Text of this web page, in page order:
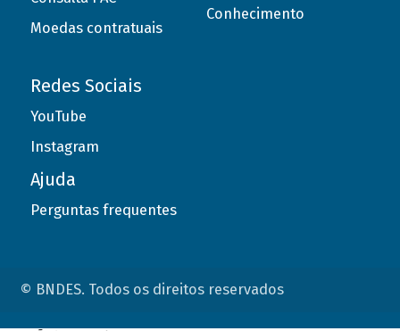
Moedas contratuais
Conhecimento
Redes Sociais
YouTube
Instagram
Ajuda
Perguntas frequentes
© BNDES. Todos os direitos reservados